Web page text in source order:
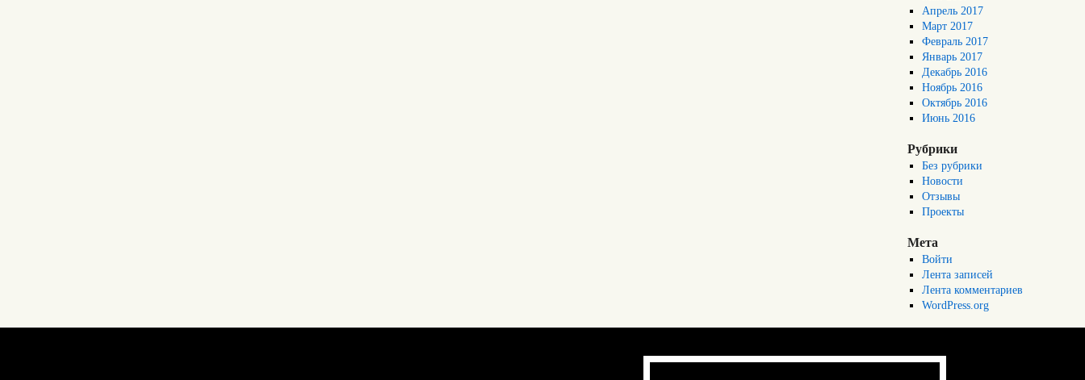
Апрель 2017
Март 2017
Февраль 2017
Январь 2017
Декабрь 2016
Ноябрь 2016
Октябрь 2016
Июнь 2016
Рубрики
Без рубрики
Новости
Отзывы
Проекты
Мета
Войти
Лента записей
Лента комментариев
WordPress.org